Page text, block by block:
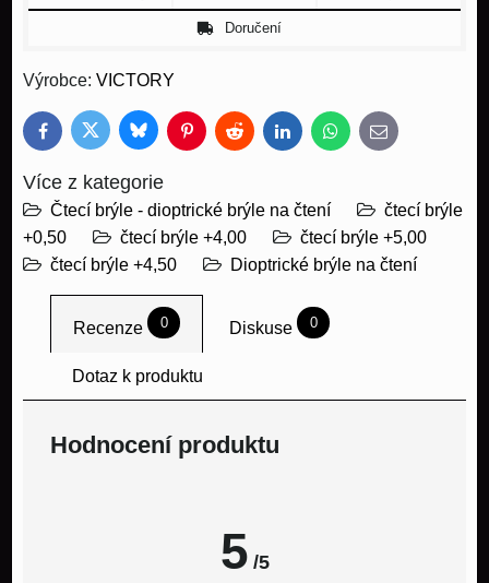
Doručení
Výrobce: VICTORY
FacebookTwitter BlueskyPinterestReddit LinkedInWhatsApp
E-
mail
Více z kategorie
Čtecí brýle - dioptrické brýle na čtení
čtecí brýle
+0,50
čtecí brýle +4,00
čtecí brýle +5,00
čtecí brýle +4,50
Dioptrické brýle na čtení
Recenze 0 Diskuse 0
Dotaz k produktu
Hodnocení produktu
5 /5